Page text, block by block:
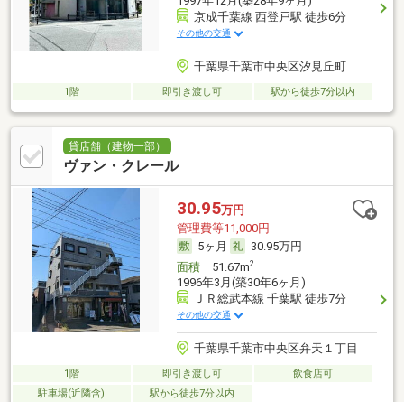
京成千葉線 西登戸駅 徒歩6分
その他の交通
千葉県千葉市中央区汐見丘町
1階 即引き渡し可 駅から徒歩7分以内
貸店舗（建物一部）
ヴァン・クレール
30.95万円
管理費等11,000円
5ヶ月
30.95万円
面積51.67m2
1996年3月(築30年6ヶ月)
ＪＲ総武本線 千葉駅 徒歩7分
その他の交通
千葉県千葉市中央区弁天１丁目
1階 即引き渡し可
飲食店可
駐車場(近隣含)
駅から徒歩7分以内